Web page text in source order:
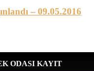
– 09.05.2016
ODASI KAYIT